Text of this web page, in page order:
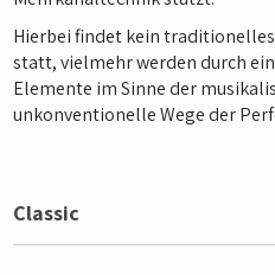
Hierbei findet kein traditionelles
statt, vielmehr werden durch
Elemente im Sinne der
unkonventionelle Wege der
Classic